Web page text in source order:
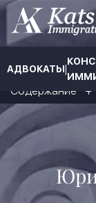
АДВОКАТЫ|
Содержание